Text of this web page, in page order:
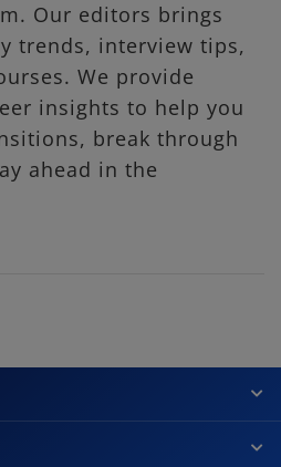
Our editors brings
trends, interview tips,
We provide
insights to help you
break through
ahead in the